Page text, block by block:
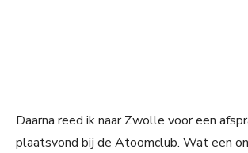
Daarna reed ik naar Zwolle voor een
plaatsvond bij de Atoomclub. Wat een